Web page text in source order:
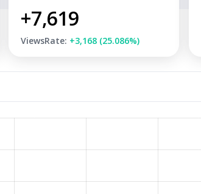
+7,619
ViewsRate: +3,168 (25.086%)